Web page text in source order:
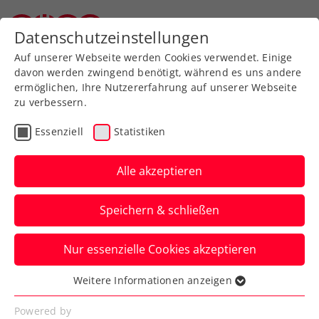
Zurück zur Newsübersicht
Turniere
Starker Rodionov greift in
Koblenz nach siebtem
ATP-Challenger-Titel
Der ÖTV-Profi gewinnt in Deutschland
zum vierten Mal in zwei Sätzen und steht
im Finale.
Verfasst von: Manuel Wachta, 03.02.2024
Datenschutzeinstellungen
Auf unserer Webseite werden Cookies verwendet. Einige
davon werden zwingend benötigt, während es uns andere
ermöglichen, Ihre Nutzererfahrung auf unserer Webseite
zu verbessern.
Essenziell Statistiken
Alle akzeptieren
Speichern & schließen
Nur essenzielle Cookies akzeptieren
Essenziell
Essenzielle Cookies werden für grundlegende
Weitere Informationen anzeigen
Powered by